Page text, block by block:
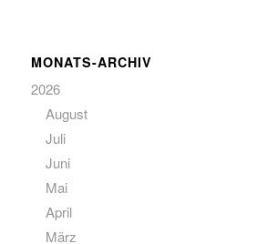
MONATS-ARCHIV
2026
August
Juli
Juni
Mai
April
März